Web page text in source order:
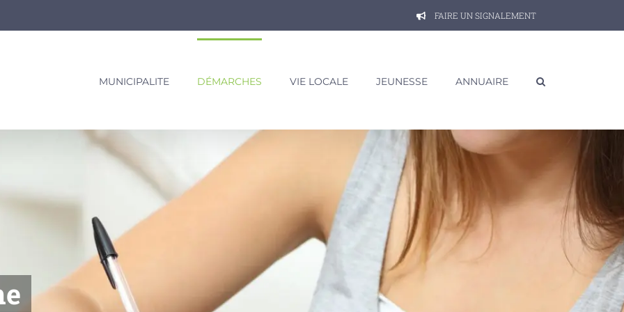
FAIRE UN SIGNALEMENT
MUNICIPALITE DÉMARCHES VIE LOCALE JEUNESSE ANNUAIRE